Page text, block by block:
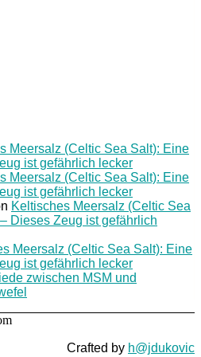
Meersalz (Celtic Sea Salt): Eine
ist gefährlich lecker
Meersalz (Celtic Sea Salt): Eine
ist gefährlich lecker
Keltisches Meersalz (Celtic Sea
Dieses Zeug ist gefährlich
Meersalz (Celtic Sea Salt): Eine
ist gefährlich lecker
zwischen MSM und
Crafted by h@jdukovic